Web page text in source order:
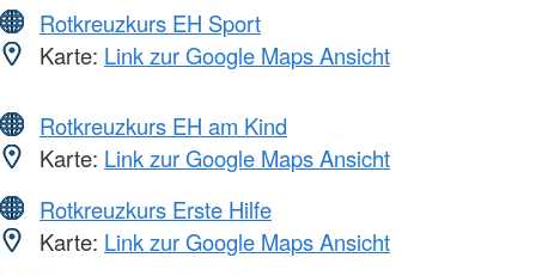
Rotkreuzkurs EH Sport
Karte: Link zur Google Maps Ansicht
Rotkreuzkurs EH am Kind
Karte: Link zur Google Maps Ansicht
Rotkreuzkurs Erste Hilfe
Karte: Link zur Google Maps Ansicht